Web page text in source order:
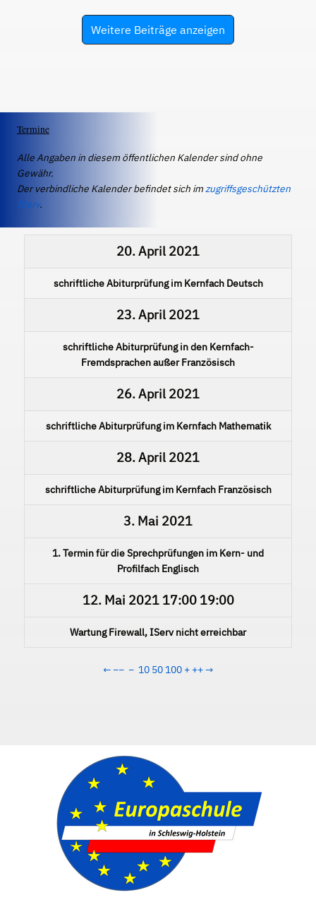
Weitere Beiträge anzeigen
Termine
Alle Angaben in diesem öffentlichen Kalender sind ohne
Gewähr.
Der verbindliche Kalender befindet sich imzugriffsgeschützten
IServ.
20. April 2021
schriftliche Abiturprüfung im Kernfach Deutsch
23. April 2021
schriftliche Abiturprüfung in den Kernfach-
Fremdsprachen außer Französisch
26. April 2021
schriftliche Abiturprüfung im Kernfach Mathematik
28. April 2021
schriftliche Abiturprüfung im Kernfach Französisch
3. Mai 2021
1. Termin für die Sprechprüfungen im Kern- und
Profilfach Englisch
12. Mai 202117:00 19:00
Wartung Firewall, IServ nicht erreichbar
← −− − 10 50 100 + ++→